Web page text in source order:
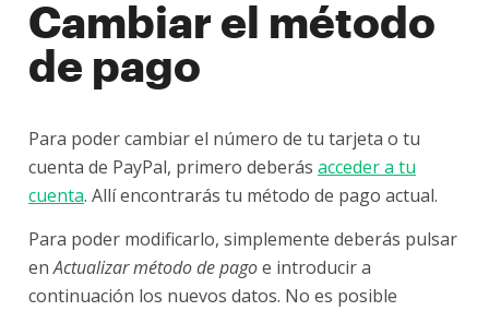
Cambiar el método
de pago
Para poder cambiar el número de tu tarjeta o tu
cuenta de PayPal, primero deberás acceder a tu
cuenta. Allí encontrarás tu método de pago actual.
Para poder modificarlo, simplemente deberás pulsar
enActualizar método de pagoe introducir a
continuación los nuevos datos. No es posible